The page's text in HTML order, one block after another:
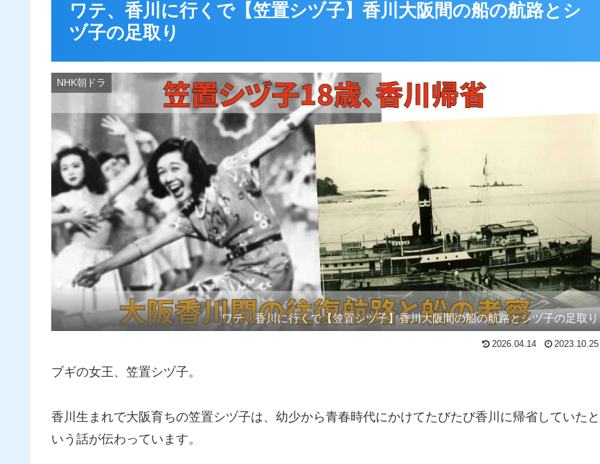
ワテ、香川に行くで【笠置シヅ子】香川大阪間の船の航路とシ
ヅ子の足取り
NHK朝ドラ
ワテ、香川に行くで【笠置シヅ子】香川大阪間の船の航路とシヅ子の足取り
2026.04.14 2023.10.25
ブギの女王、笠置シヅ子。
香川生まれで大阪育ちの笠置シヅ子は、幼少から青春時代にかけてたびたび香川に帰省していたと
いう話が伝わっています。